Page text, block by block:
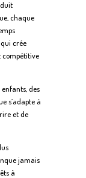
chaque
crée
des
s’adapte à
et de
jamais
à